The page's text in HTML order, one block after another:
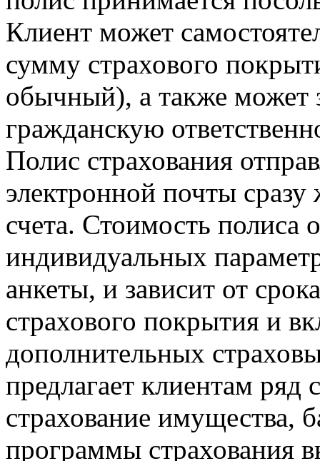
Клиент может
сумму страхового
обычный), а также может
гражданскую
Полис страхования
электронной почты
счета. Стоимость полиса
индивидуальных
анкеты, и зависит от
страхового покрытия и
дополнительных
предлагает клиентам ряд
страхование имущества,
программы страхования